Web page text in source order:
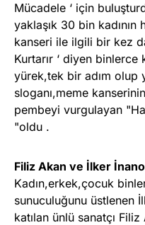
Mücadele ‘ için
yaklaşık 30 bin kadının
kanseri ile ilgili bir kez
Kurtarır ‘ diyen
yürek,tek bir adım olup
sloganı,meme
pembeyi vurgulayan
"oldu .
Filiz Akan ve İlker
Kadın,erkek,çocuk
sunuculuğunu üstlenen
katılan ünlü sanatçı